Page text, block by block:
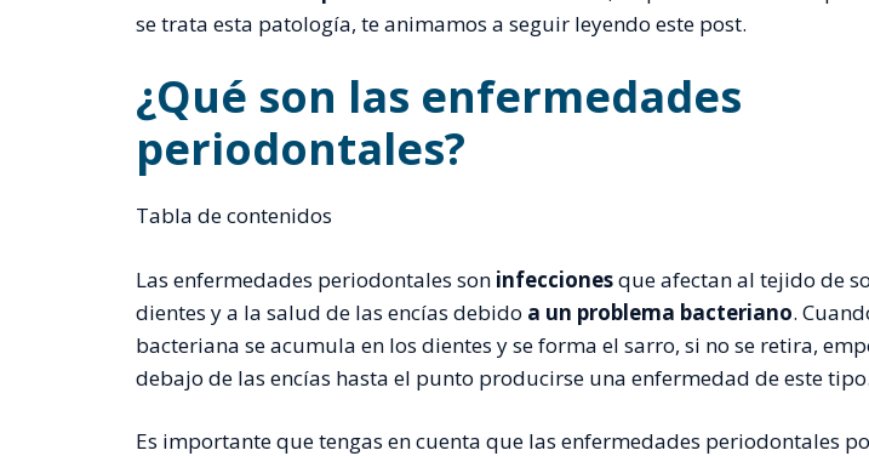
se trata esta patología, te animamos a seguir leyendo este post.
¿Qué son las enfermedades
periodontales?
Tabla de contenidos
Las enfermedades periodontales son infeccionesque afectan al tejido de
dientes y a la salud de las encías debido a un problema bacteriano.
bacteriana se acumula en los dientes y se forma el sarro, si no se retira,
debajo de las encías hasta el punto producirse una enfermedad de este tipo.
Es importante que tengas en cuenta que las enfermedades periodontales